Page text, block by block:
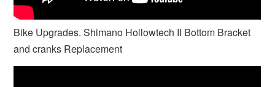
Bike Upgrades. Shimano Hollowtech II Bottom Bracket
and cranks Replacement